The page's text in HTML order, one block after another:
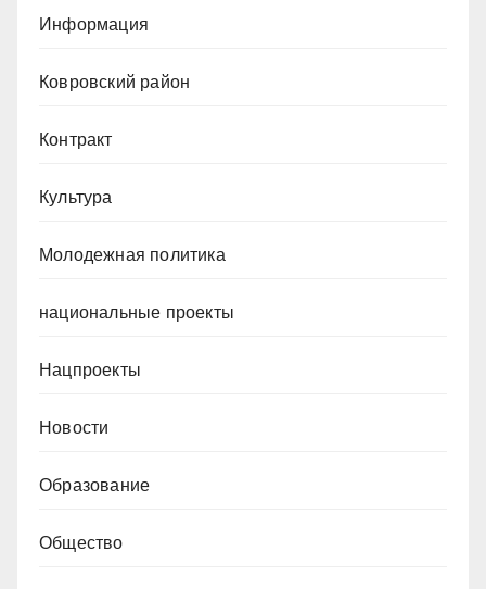
Информация
Ковровский район
Контракт
Культура
Молодежная политика
национальные проекты
Нацпроекты
Новости
Образование
Общество